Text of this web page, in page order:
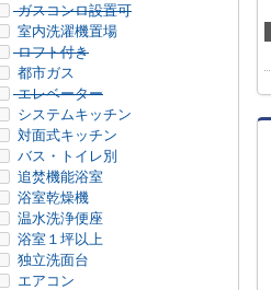
ガスコンロ設置可
室内洗濯機置場
ロフト付き
都市ガス
エレベーター
システムキッチン
対面式キッチン
バス・トイレ別
追焚機能浴室
浴室乾燥機
温水洗浄便座
浴室１坪以上
独立洗面台
エアコン